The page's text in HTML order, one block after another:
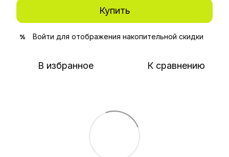
Купить
% Войти для отображения накопительной скидки
В избранное К сравнению